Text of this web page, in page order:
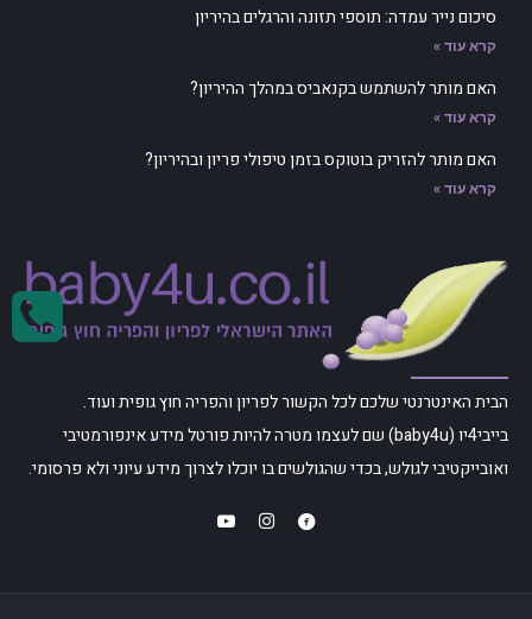
סיכום נייר עמדה: תוספי תזונה והרגלים בהיריון
קרא עוד »
האם מותר להשתמש בקנאביס במהלך ההיריון?
קרא עוד »
האם מותר להזריק בוטוקס בזמן טיפולי פריון ובהיריון?
קרא עוד »
הבית האינטרנטי שלכם לכל הקשור לפריון והפריה חוץ גופית ועוד.
בייבי4יו (baby4u) שם לעצמו מטרה להיות פורטל מידע אינפורמטיבי
ואובייקטיבי לגולש, בכדי שהגולשים בו יוכלו לצרוך מידע עיוני ולא פרסומי.